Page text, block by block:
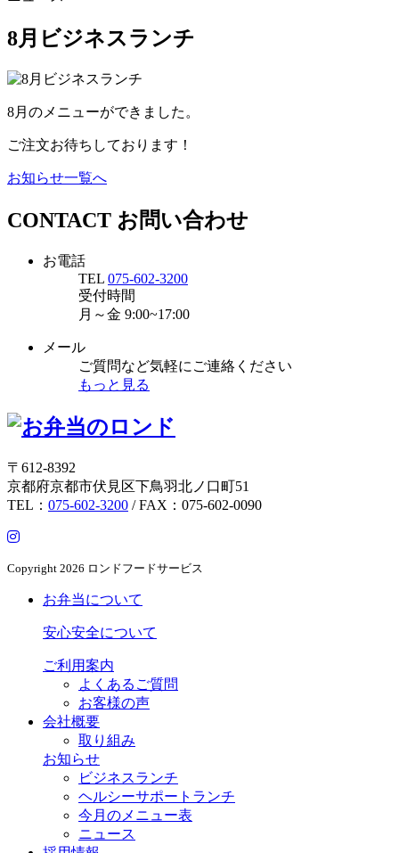
8月ビジネスランチ
8月のメニューができました。
ご注文お待ちしております！
お知らせ一覧へ
CONTACT お問い合わせ
お電話
TEL 075-602-3200
受付時間
月～金 9:00~17:00
メール
ご質問など気軽にご連絡ください
もっと見る
〒612-8392
京都府京都市伏見区下鳥羽北ノ口町51
TEL： 075-602-3200 / FAX：075-602-0090
Copyright 2026 ロンドフードサービス
お弁当について
安心安全について
ご利用案内
よくあるご質問
お客様の声
会社概要
取り組み
お知らせ
ビジネスランチ
ヘルシーサポートランチ
今月のメニュー表
ニュース